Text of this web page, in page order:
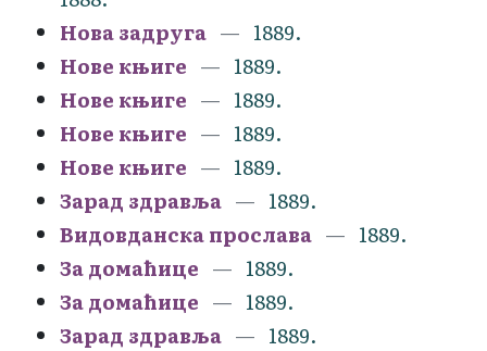
Нова задруга
1889.
Нове књиге
1889.
Нове књиге
1889.
Нове књиге
1889.
Нове књиге
1889.
Зарад здравља
1889.
Видовданска прослава
1889.
За домаћице
1889.
За домаћице
1889.
Зарад здравља
1889.